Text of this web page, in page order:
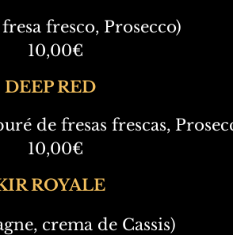
fresco, Prosecco)
10,00€
DEEP RED
de fresas frescas,
10,00€
ROYALE
crema de Cassis)